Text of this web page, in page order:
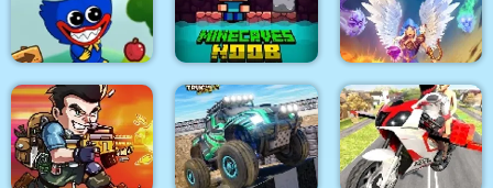
Roller Ball
Adventure
TrollFace Quest: USA
2
Super Oscar
Wuggy Adventures
Minecaves Noob
Adventure
Cursed Treasure 1.5